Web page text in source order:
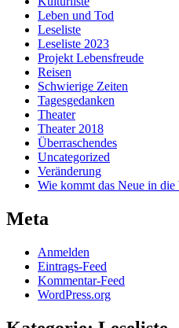
Leben und Tod
Leseliste
Leseliste 2023
Projekt Lebensfreude
Reisen
Schwierige Zeiten
Tagesgedanken
Theater
Theater 2018
Überraschendes
Uncategorized
Veränderung
Wie kommt das Neue in
Meta
Anmelden
Eintrags-Feed
Kommentar-Feed
WordPress.org